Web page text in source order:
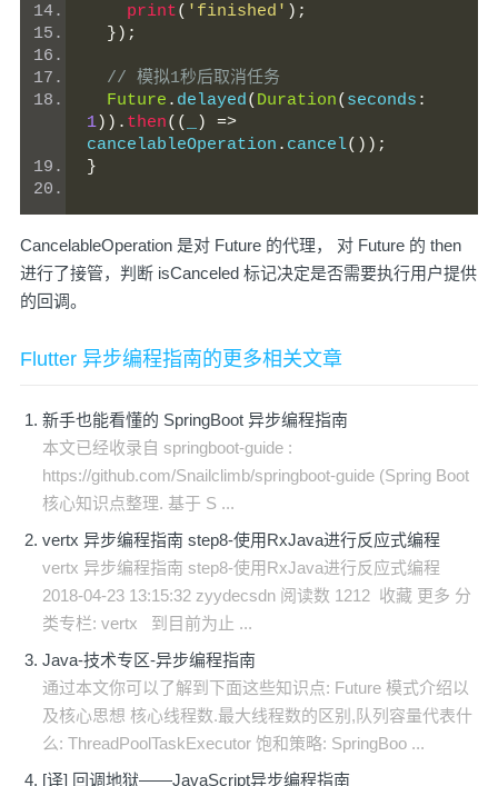
print( 'finished' );
});
// 模拟1秒后取消任务
Future . delayed( Duration( seconds :
1)). then(( )
=>
cancelableOperation . cancel());
}
CancelableOperation 是对 Future 的代理， 对 Future 的 then
进行了接管，判断 isCanceled 标记决定是否需要执行用户提供
的回调。
Flutter 异步编程指南的更多相关文章
新手也能看懂的 SpringBoot 异步编程指南
本文已经收录自 springboot-guide :
https://github.com/Snailclimb/springboot-guide (Spring Boot
核心知识点整理. 基于 S ...
vertx 异步编程指南 step8-使用RxJava进行反应式编程
vertx 异步编程指南 step8-使用RxJava进行反应式编程
2018-04-23 13:15:32 zyydecsdn 阅读数 1212 收藏 更多 分
类专栏: vertx 到目前为止 ...
Java-技术专区-异步编程指南
通过本文你可以了解到下面这些知识点: Future 模式介绍以
及核心思想 核心线程数.最大线程数的区别,队列容量代表什
么: ThreadPoolTaskExecutor 饱和策略: SpringBoo ...
[译] 回调地狱——JavaScript异步编程指南